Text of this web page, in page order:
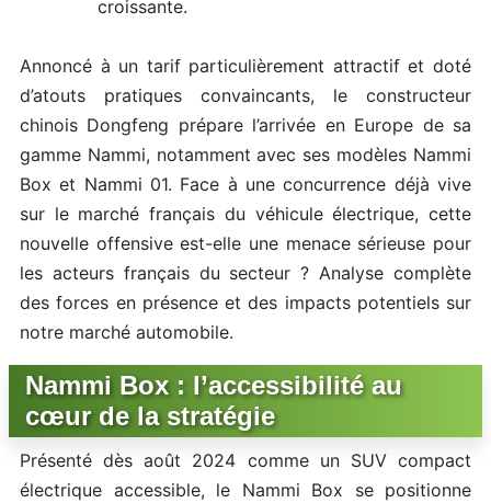
croissante.
Annoncé à un tarif particulièrement attractif et doté
d’atouts pratiques convaincants, le constructeur
chinois Dongfeng prépare l’arrivée en Europe de sa
gamme Nammi, notamment avec ses modèles Nammi
Box et Nammi 01. Face à une concurrence déjà vive
sur le marché français du véhicule électrique, cette
nouvelle offensive est-elle une menace sérieuse pour
les acteurs français du secteur ? Analyse complète
des forces en présence et des impacts potentiels sur
notre marché automobile.
Nammi Box : l’accessibilité au
cœur de la stratégie
Présenté dès août 2024 comme un SUV compact
électrique accessible, le Nammi Box se positionne